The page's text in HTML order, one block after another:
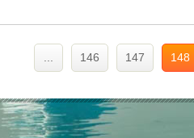
146 147 148